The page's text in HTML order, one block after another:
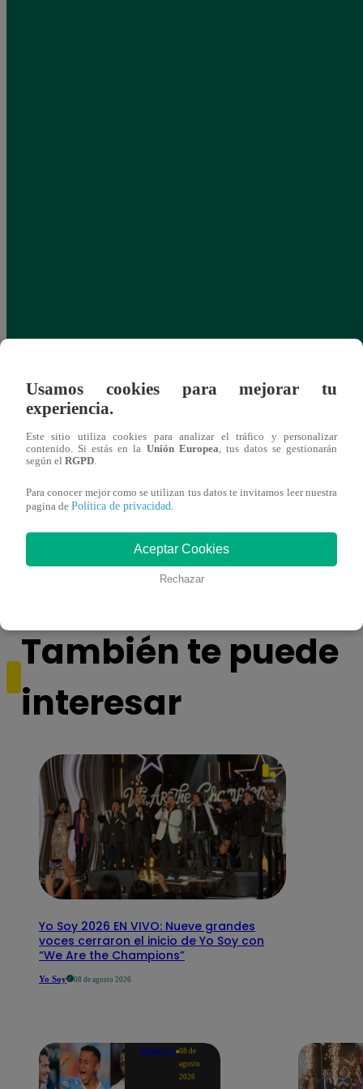
TikTok, el nuevo aliado de los
emprendedores peruanos para vender en
También te puede
interesar
Yo Soy 2026 EN VIVO: Nueve grandes
voces cerraron el inicio de Yo Soy con
“We Are the Champions”
Yo Soy 08 de agosto 2026
Deportes 08 de
agosto
2026
Usamos cookies para mejorar tu
experiencia.
Este sitio utiliza cookies para analizar el tráfico y personalizar
contenido. Si estás en la Unión Europea , tus datos se gestionarán
según el RGPD
Para conocer mejor como se utilizan tus datos te invitamos leer nuestra
pagina de Política de privacidad
Aceptar Cookies
Rechazar